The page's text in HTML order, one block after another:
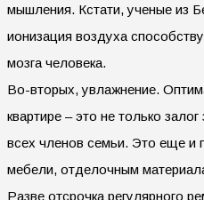
мышления. Кстати, ученые из
ионизация воздуха
мозга человека.
Во-вторых, увлажнение.
квартире – это не только
всех членов семьи. Это еще и
мебели, отделочным
Разве отсрочка регулярного